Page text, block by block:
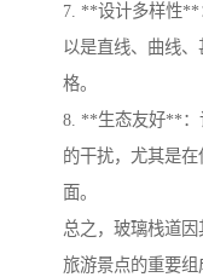
7. **设计多样性**
以是直线、曲线
格。
8. **生态友好**：
的干扰，尤其是
面。
总之，玻璃栈道
旅游景点的重要组